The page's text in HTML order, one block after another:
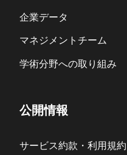
企業データ
マネジメントチーム
学術分野への取り組み
公開情報
サービス約款・利用規約